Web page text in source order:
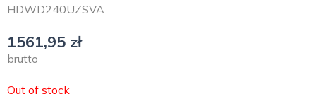
HDWD240UZSVA
1561,95 zł
brutto
Out of stock